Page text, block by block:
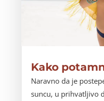
Kako
Naravno da je
suncu, u prihvatljivo